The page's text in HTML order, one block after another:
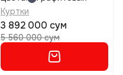
Куртки
3 892 000 сум
5 560 000 сум